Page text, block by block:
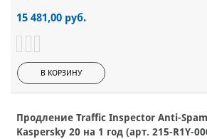
15 481,00 руб.
В КОРЗИНУ
Продление Traffic Inspector Anti-
Kaspersky 20 на 1 год (арт. 215-R1Y-